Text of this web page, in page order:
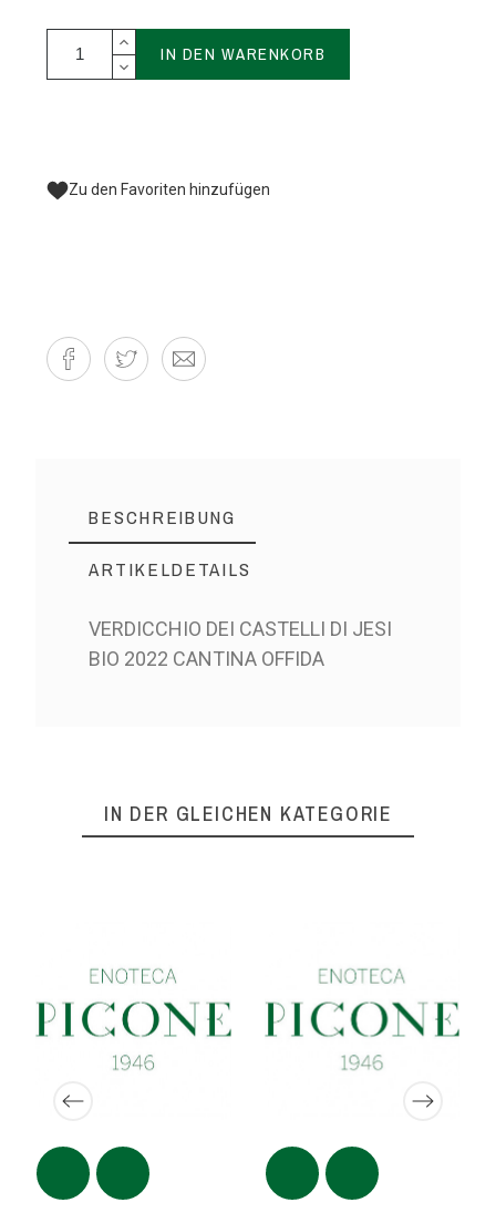
IN DEN WARENKORB
Zu den Favoriten hinzufügen
BESCHREIBUNG
ARTIKELDETAILS
VERDICCHIO DEI CASTELLI DI JESI
BIO 2022 CANTINA OFFIDA
IN DER GLEICHEN KATEGORIE